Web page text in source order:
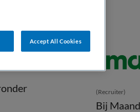
(Recruiter)
Bij
Accept All Cookies